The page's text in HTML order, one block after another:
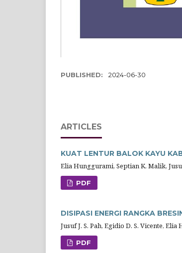
PUBLISHED: 2024-06-30
ARTICLES
KUAT LENTUR BALOK KAYU
Elia Hunggurami, Septian K. Malik,
PDF
DISIPASI ENERGI RANGKA
Jusuf J. S. Pah, Egidio D. S. Vicente,
PDF